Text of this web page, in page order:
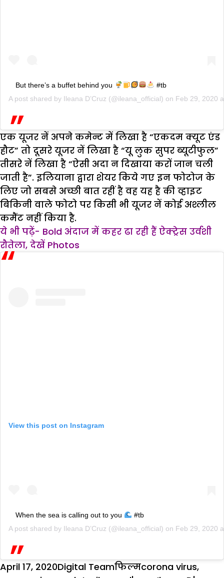
But there’s a buffet behind you
#tb
A post shared by Ileana D’Cruz (@ileana_official) on Feb 29, 2020
एक यूजर नें अपने कमेन्ट में लिखा है “एकदम क्यूट एंड
हौट” तो दूसरे यूजर नें लिखा है “यू लुक सुपर ब्यूटीफुल”
तीसरे नें लिखा है “ऐसी अदा न दिखाया करों जान चली
जाती है”. इलियाना द्वारा शेयर किये गए इन फोटोज के
लिए जो सबसे अच्छी बात रहीं है वह यह है की व्हाइट
बिकिनी वाले फोटो पर किसी भी यूजर नें कोई अश्लील
कमैंट नहीं किया है.
ये भी पढ़ें- Bold अंदाज में कहर ढा रही हैं ऐक्ट्रेस उर्वशी
रौतेला, देखें Photos
View this post on Instagram
When the sea is calling out to you
#tb
A post shared by Ileana D’Cruz (@ileana_official) on Feb 29, 2020
Posted
April 17, 2020Author
Digital TeamCategories
फिल्मTags
corona virus,